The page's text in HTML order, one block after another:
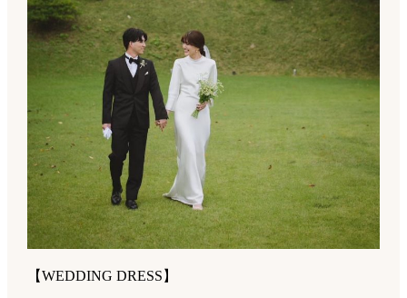
【WEDDING DRESS】